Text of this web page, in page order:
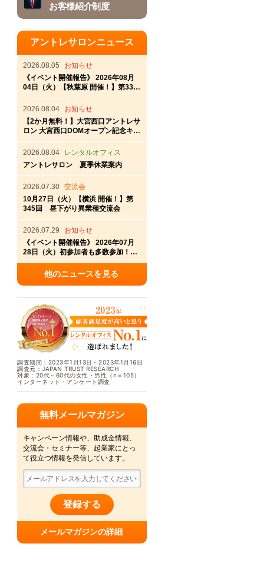
お客様紹介制度
アントレサロンニュース
2026.08.05
お知らせ
《イベント開催報告》 2026年08月
04日（火）【秋葉原 開催！】第337
回秋葉原アントレ交流会
2026.08.04
お知らせ
【2か月無料！】大宮西口アントレサ
ロン 大宮西口DOMオープン記念キャ
ンペーン
2026.08.04
レンタルオフィス
アントレサロン 夏季休業案内
2026.07.30 交流会
10月27日（火）【横浜 開催！】第
345回 昼下がり異業種交流会
2026.07.29
お知らせ
《イベント開催報告》 2026年07月
28日（火）初参加者も多数参加！横
浜アントレサロン第336回交流会開
他のニュースを見る
調査期間：2023年1月13日～2023年1月16日
調査元：JAPAN TRUST RESEARCH
対象：20代～60代の女性・男性（n＝105）
インターネット・アンケート調査
無料メールマガジン
キャンペーン情報や、助成金情報、
交流会・セミナー等、起業家にとっ
て役立つ情報を発信しています。
登録する
メールマガジンの詳細